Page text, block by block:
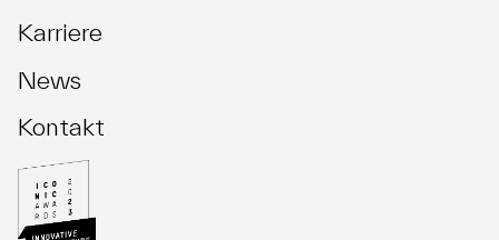
Investment Management
Karriere
News
Kontakt